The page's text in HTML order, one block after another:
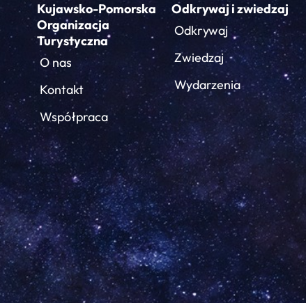
Kujawsko-Pomorska
Organizacja
Turystyczna
O nas
Kontakt
Współpraca
Odkrywaj i zwiedzaj
Odkrywaj
Zwiedzaj
Wydarzenia